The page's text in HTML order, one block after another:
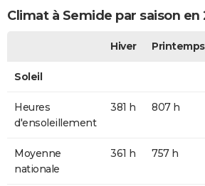
Climat à Semide par saison en
Hiver Printemps
Soleil
Heures
d'ensoleillement
381 h 807 h
Moyenne
nationale
361 h 757 h